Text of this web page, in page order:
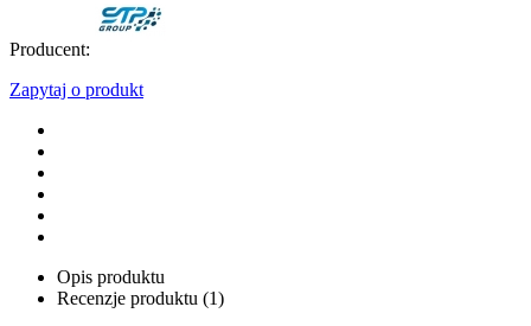
Producent:
Zapytaj o produkt
Opis produktu
Recenzje produktu (1)